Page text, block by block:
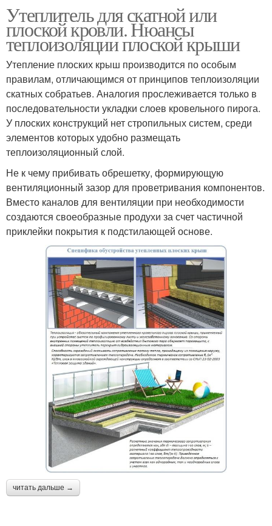
Утеплитель для скатной или
плоской кровли. Нюансы
теплоизоляции плоской крыши
Утепление плоских крыш производится по особым
правилам, отличающимся от принципов теплоизоляции
скатных собратьев. Аналогия прослеживается только в
последовательности укладки слоев кровельного пирога.
У плоских конструкций нет стропильных систем, среди
элементов которых удобно размещать
теплоизоляционный слой.
Не к чему прибивать обрешетку, формирующую
вентиляционный зазор для проветривания компонентов.
Вместо каналов для вентиляции при необходимости
создаются своеобразные продухи за счет частичной
приклейки покрытия к подстилающей основе.
читать дальше →